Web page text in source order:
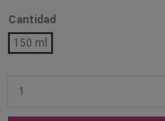
Cantidad
150 ml